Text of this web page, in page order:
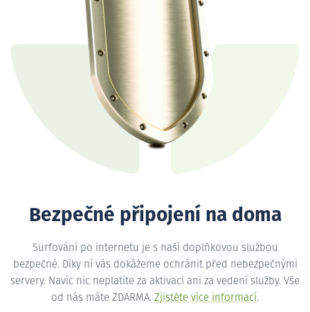
Bezpečné připojení na doma
Surfování po internetu je s naší doplňkovou službou
bezpečné. Díky ní vás dokážeme ochránit před nebezpečnými
servery. Navíc nic neplatíte za aktivaci ani za vedení služby. Vše
od nás máte ZDARMA. Zjistěte více informací.